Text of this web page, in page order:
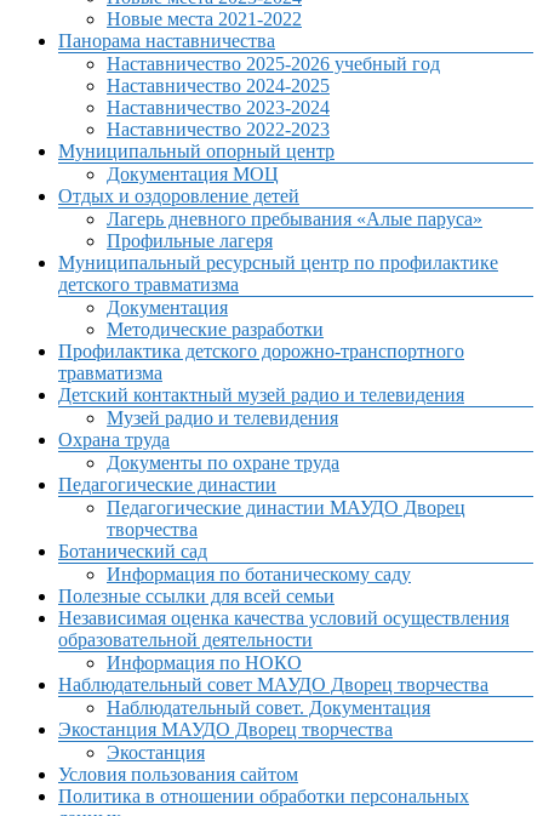
Новые места 2021-2022
Панорама наставничества
Наставничество 2025-2026 учебный год
Наставничество 2024-2025
Наставничество 2023-2024
Наставничество 2022-2023
Муниципальный опорный центр
Документация МОЦ
Отдых и оздоровление детей
Лагерь дневного пребывания «Алые паруса»
Профильные лагеря
Муниципальный ресурсный центр по профилактике
детского травматизма
Документация
Методические разработки
Профилактика детского дорожно-транспортного
травматизма
Детский контактный музей радио и телевидения
Музей радио и телевидения
Охрана труда
Документы по охране труда
Педагогические династии
Педагогические династии МАУДО Дворец
творчества
Ботанический сад
Информация по ботаническому саду
Полезные ссылки для всей семьи
Независимая оценка качества условий осуществления
образовательной деятельности
Информация по НОКО
Наблюдательный совет МАУДО Дворец творчества
Наблюдательный совет. Документация
Экостанция МАУДО Дворец творчества
Экостанция
Условия пользования сайтом
Политика в отношении обработки персональных